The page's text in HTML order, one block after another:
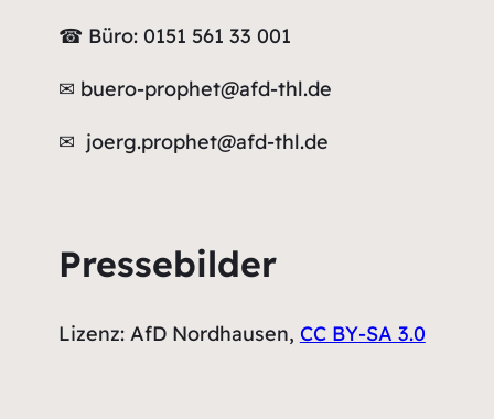
☎ Büro: 0151 561 33 001
✉ buero-prophet@afd-thl.de
✉ joerg.prophet@afd-thl.de
Pressebilder
Lizenz: AfD Nordhausen, CC BY-SA 3.0